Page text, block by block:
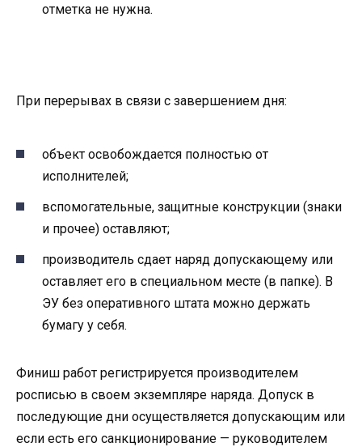
отметка не нужна.
При перерывах в связи с завершением дня:
объект освобождается полностью от
исполнителей;
вспомогательные, защитные конструкции (знаки
и прочее) оставляют;
производитель сдает наряд допускающему или
оставляет его в специальном месте (в папке). В
ЭУ без оперативного штата можно держать
бумагу у себя.
Финиш работ регистрируется производителем
росписью в своем экземпляре наряда. Допуск в
последующие дни осуществляется допускающим или
если есть его санкционирование — руководителем